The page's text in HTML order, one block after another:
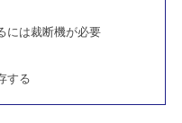
には裁断機が必要
する